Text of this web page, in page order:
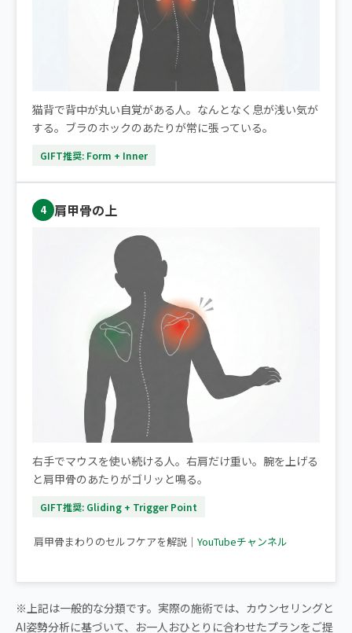
猫背で背中が丸い自覚がある人。なんとなく息が浅い気が
する。ブラのホックのあたりが常に張っている。
GIFT推奨: Form + Inner
4 肩甲骨の上
右手でマウスを使い続ける人。右肩だけ重い。腕を上げる
と肩甲骨のあたりがゴリッと鳴る。
GIFT推奨: Gliding + Trigger Point
▶ 【肩甲骨はがし】30秒でできる肩こり改善ストレッチ
肩甲骨まわりのセルフケアを解説｜ YouTubeチャンネル
※上記は一般的な分類です。実際の施術では、カウンセリングと
AI姿勢分析に基づいて、お一人おひとりに合わせたプランをご提